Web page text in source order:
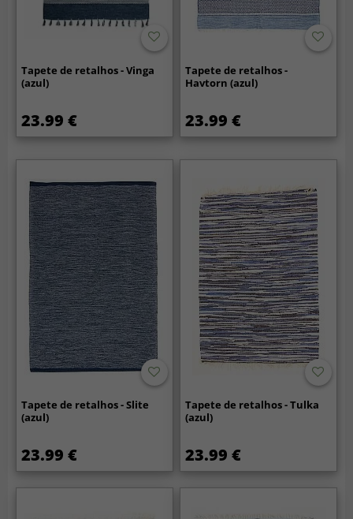
Tapete de retalhos - Vinga
(azul)
23.99 €
Tapete de retalhos -
Havtorn (azul)
23.99 €
Tapete de retalhos - Slite
(azul)
23.99 €
Tapete de retalhos - Tulka
(azul)
23.99 €